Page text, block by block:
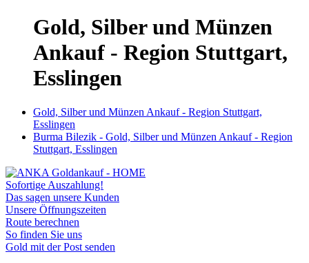
Gold, Silber und Münzen
Ankauf - Region Stuttgart,
Esslingen
Gold, Silber und Münzen Ankauf - Region Stuttgart,
Esslingen
Burma Bilezik - Gold, Silber und Münzen Ankauf - Region
Stuttgart, Esslingen
Sofortige Auszahlung!
Das sagen unsere Kunden
Unsere Öffnungszeiten
Route berechnen
So finden Sie uns
Gold mit der Post senden